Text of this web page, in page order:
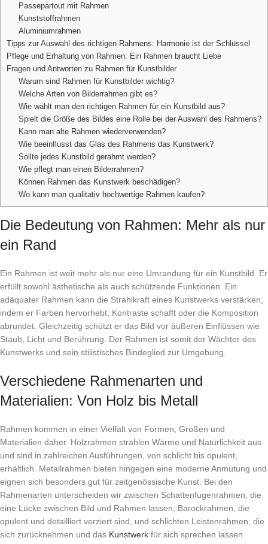
Passepartout mit Rahmen
Kunststoffrahmen
Aluminiumrahmen
Tipps zur Auswahl des richtigen Rahmens: Harmonie ist der Schlüssel
Pflege und Erhaltung von Rahmen: Ein Rahmen braucht Liebe
Fragen und Antworten zu Rahmen für Kunstbilder
Warum sind Rahmen für Kunstbilder wichtig?
Welche Arten von Bilderrahmen gibt es?
Wie wählt man den richtigen Rahmen für ein Kunstbild aus?
Spielt die Größe des Bildes eine Rolle bei der Auswahl des Rahmens?
Kann man alte Rahmen wiederverwenden?
Wie beeinflusst das Glas des Rahmens das Kunstwerk?
Sollte jedes Kunstbild gerahmt werden?
Wie pflegt man einen Bilderrahmen?
Können Rahmen das Kunstwerk beschädigen?
Wo kann man qualitativ hochwertige Rahmen kaufen?
Die Bedeutung von Rahmen: Mehr als nur
ein Rand
Ein Rahmen ist weit mehr als nur eine Umrandung für ein Kunstbild. Er
erfüllt sowohl ästhetische als auch schützende Funktionen. Ein
adäquater Rahmen kann die Strahlkraft eines Kunstwerks verstärken,
indem er Farben hervorhebt, Kontraste schafft oder die Komposition
abrundet. Gleichzeitig schützt er das Bild vor äußeren Einflüssen wie
Staub, Licht und Berührung. Der Rahmen ist somit der Wächter des
Kunstwerks und sein stilistisches Bindeglied zur Umgebung.
Verschiedene Rahmenarten und
Materialien: Von Holz bis Metall
Rahmen kommen in einer Vielfalt von Formen, Größen und
Materialien daher. Holzrahmen strahlen Wärme und Natürlichkeit aus
und sind in zahlreichen Ausführungen, von schlicht bis opulent,
erhältlich. Metallrahmen bieten hingegen eine moderne Anmutung und
eignen sich besonders gut für zeitgenössische Kunst. Bei den
Rahmenarten unterscheiden wir zwischen Schattenfugenrahmen, die
eine Lücke zwischen Bild und Rahmen lassen, Barockrahmen, die
opulent und detailliert verziert sind, und schlichten Leistenrahmen, die
sich zurücknehmen und das Kunstwerk für sich sprechen lassen.